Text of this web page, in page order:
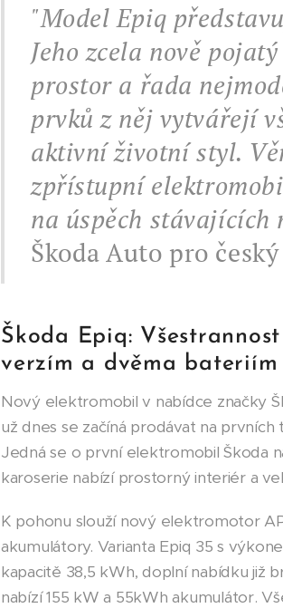
"Model Epiq
Jeho zcela nově
prostor a řada
prvků z něj vytvářejí
aktivní životní styl.
zpřístupní
na úspěch stávajících
Škoda Auto pro
Škoda Epiq:
verzím a dvěma bateriím
Nový elektromobil v nabídce značky
už dnes se začíná prodávat na
Jedná se o první elektromobil Škoda
karoserie nabízí prostorný interiér a
K pohonu slouží nový elektromotor
akumulátory. Varianta Epiq 35 s
kapacitě 38,5 kWh, doplní nabídku již
nabízí 155 kW a 55kWh akumulátor.